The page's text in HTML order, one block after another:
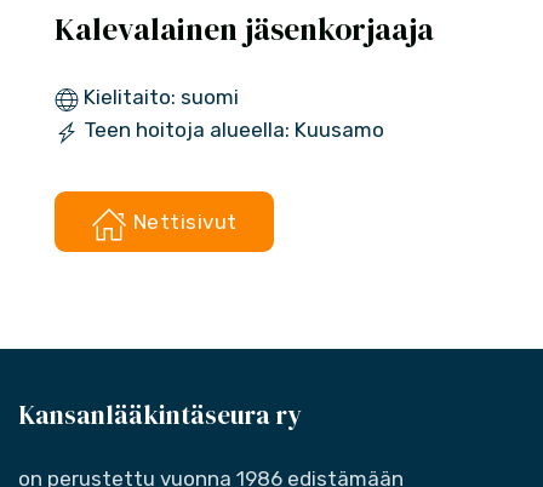
Kalevalainen jäsenkorjaaja
Kielitaito: suomi
Teen hoitoja alueella: Kuusamo
Nettisivut
Kansanlääkintäseura ry
on perustettu vuonna 1986 edistämään